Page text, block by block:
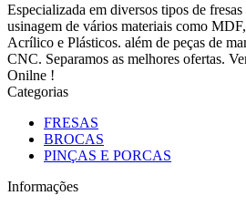
Especializada em diversos tipos de
usinagem de vários materiais como
Acrílico e Plásticos. além de peças de
CNC. Separamos as melhores ofertas.
Onilne !
Categorias
FRESAS
BROCAS
PINÇAS E PORCAS
Informações